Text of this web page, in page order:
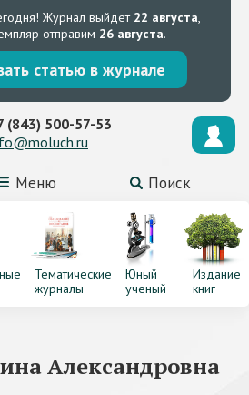
Журнал выйдет 22 августа,
отправим 26 августа.
статью в журнале
Меню Поиск
(843) 500-57-53
Тематические
журналы
Юный
ученый
Издание
книг
Александровна